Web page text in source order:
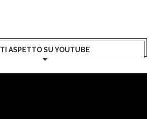
TI ASPETTO SU YOUTUBE